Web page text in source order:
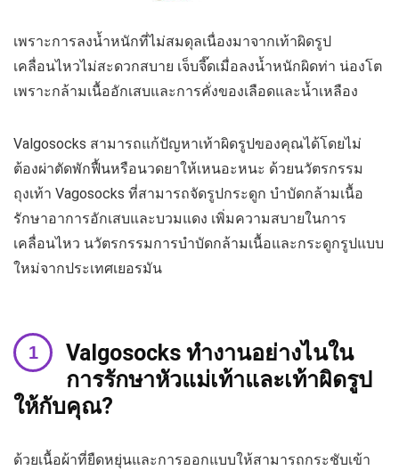
เพราะการลงน้ำหนักที่ไม่สมดุลเนื่องมาจากเท้าผิดรูป
เคลื่อนไหวไม่สะดวกสบาย เจ็บจี๊ดเมื่อลงน้ำหนักผิดท่า น่องโต
เพราะกล้ามเนื้ออักเสบและการคั่งของเลือดและน้ำเหลือง
Valgosocks สามารถแก้ปัญหาเท้าผิดรูปของคุณได้โดยไม่
ต้องผ่าตัดพักฟื้นหรือนวดยาให้เหนอะหนะ ด้วยนวัตรกรรม
ถุงเท้า Vagosocks ที่สามารถจัดรูปกระดูก บำบัดกล้ามเนื้อ
รักษาอาการอักเสบและบวมแดง เพิ่มความสบายในการ
เคลื่อนไหว นวัตรกรรมการบำบัดกล้ามเนื้อและกระดูกรูปแบบ
ใหม่จากประเทศเยอรมัน
Valgosocks ทำงานอย่างไนใน
การรักษาหัวแม่เท้าและเท้าผิดรูป
ให้กับคุณ?
ด้วยเนื้อผ้าที่ยืดหยุ่นและการออกแบบให้สามารถกระชับเข้า